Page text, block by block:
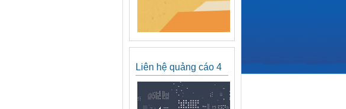
Liên hệ quảng cáo 4